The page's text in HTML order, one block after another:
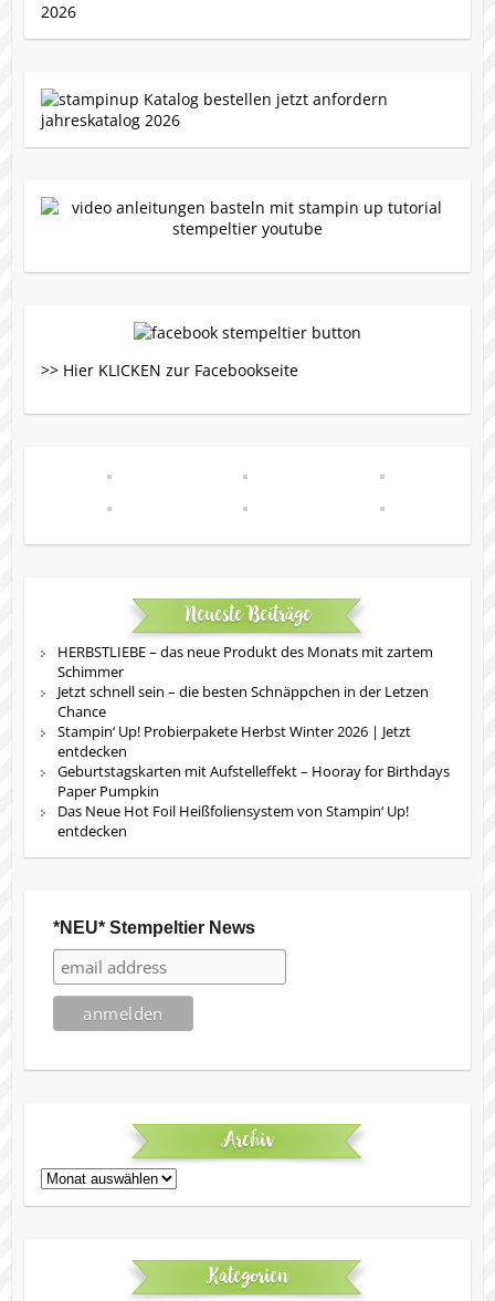
>> Hier KLICKEN zur Facebookseite
Neueste Beiträge
HERBSTLIEBE – das neue Produkt des Monats mit zartem
Schimmer
Jetzt schnell sein – die besten Schnäppchen in der Letzen
Chance
Stampin‘ Up! Probierpakete Herbst Winter 2026 | Jetzt
entdecken
Geburtstagskarten mit Aufstelleffekt – Hooray for Birthdays
Paper Pumpkin
Das Neue Hot Foil Heißfoliensystem von Stampin‘ Up!
entdecken
*NEU* Stempeltier News
Archiv
Archiv
Kategorien